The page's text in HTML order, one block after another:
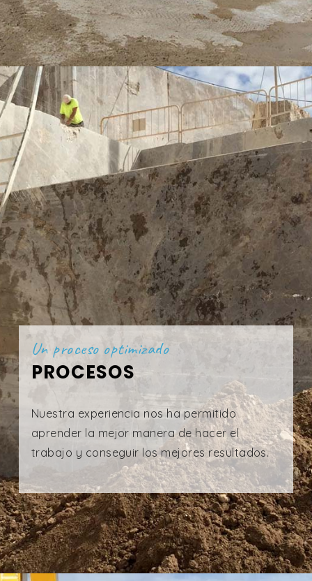
Un proceso optimizado
PROCESOS
Nuestra experiencia nos ha permitido
aprender la mejor manera de hacer el
trabajo y conseguir los mejores resultados.